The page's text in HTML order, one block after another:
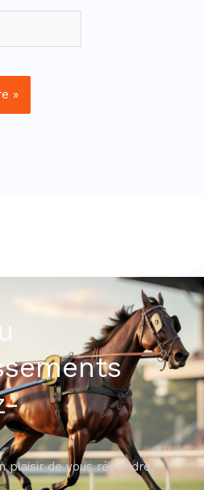
plaisir de vous répondre.